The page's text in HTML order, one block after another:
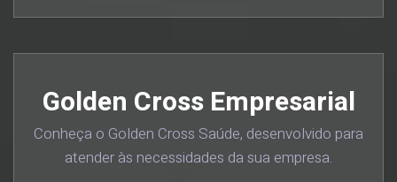
Golden Cross Empresarial
Conheça o Golden Cross Saúde, desenvolvido para
atender às necessidades da sua empresa.